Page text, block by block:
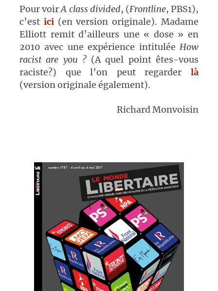
Pour voirA class divided, (Frontline, PBS1),
c’est ici(en version originale). Madame
Elliott remit d’ailleurs une « dose » en
2010 avec une expérience intitulée How
racist are you ?(A quel point êtes-vous
raciste?) que l’on peut regarder là
(version originale également).
Richard Monvoisin